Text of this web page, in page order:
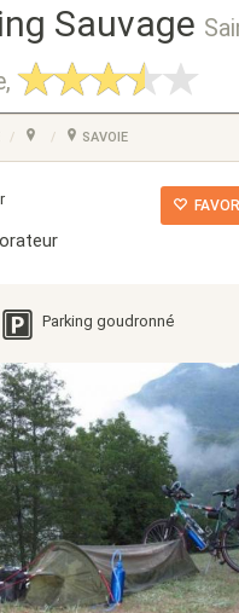
Sauvage
SAVOIE
Parking goudronné